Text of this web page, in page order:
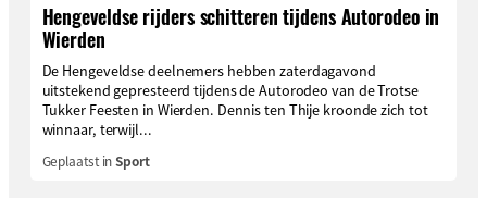
Hengeveldse rijders schitteren tijdens Autorodeo in
Wierden
De Hengeveldse deelnemers hebben zaterdagavond
uitstekend gepresteerd tijdens de Autorodeo van de Trotse
Tukker Feesten in Wierden. Dennis ten Thije kroonde zich tot
winnaar, terwijl...
Geplaatst inSport